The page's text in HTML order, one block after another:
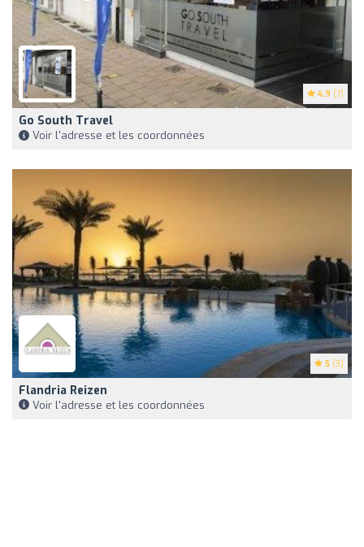
4.9 (7)
Go South Travel
Voir l'adresse et les coordonnées
5 (3)
Flandria Reizen
Voir l'adresse et les coordonnées